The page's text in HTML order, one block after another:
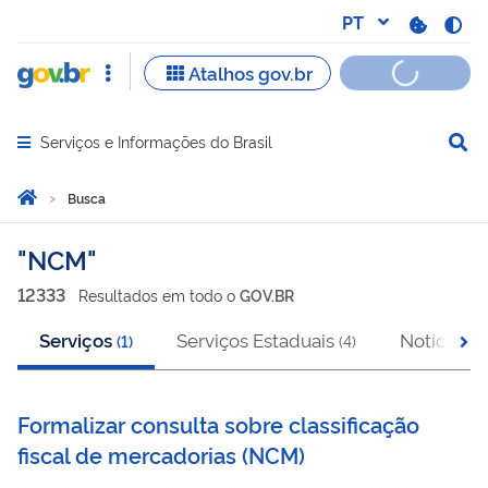
Abrir menu principal de navegação
Serviços e Informações do Brasil
Você está aqui:
Página Inicial
Busca
Busca
NCM
12333 Resultados em todo o GOV.BR
Serviços (1) Serviços Estaduais (4) Notícias
Formalizar consulta sobre classificação
fiscal de mercadorias(NCM)